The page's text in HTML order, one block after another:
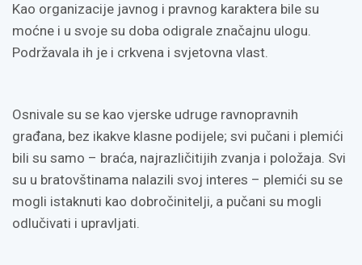
Kao organizacije javnog i pravnog karaktera bile su
moćne i u svoje su doba odigrale značajnu ulogu.
Podržavala ih je i crkvena i svjetovna vlast.
Osnivale su se kao vjerske udruge ravnopravnih
građana, bez ikakve klasne podijele; svi pučani i plemići
bili su samo – braća, najrazličitijih zvanja i položaja. Svi
su u bratovštinama nalazili svoj interes – plemići su se
mogli istaknuti kao dobročinitelji, a pučani su mogli
odlučivati i upravljati.